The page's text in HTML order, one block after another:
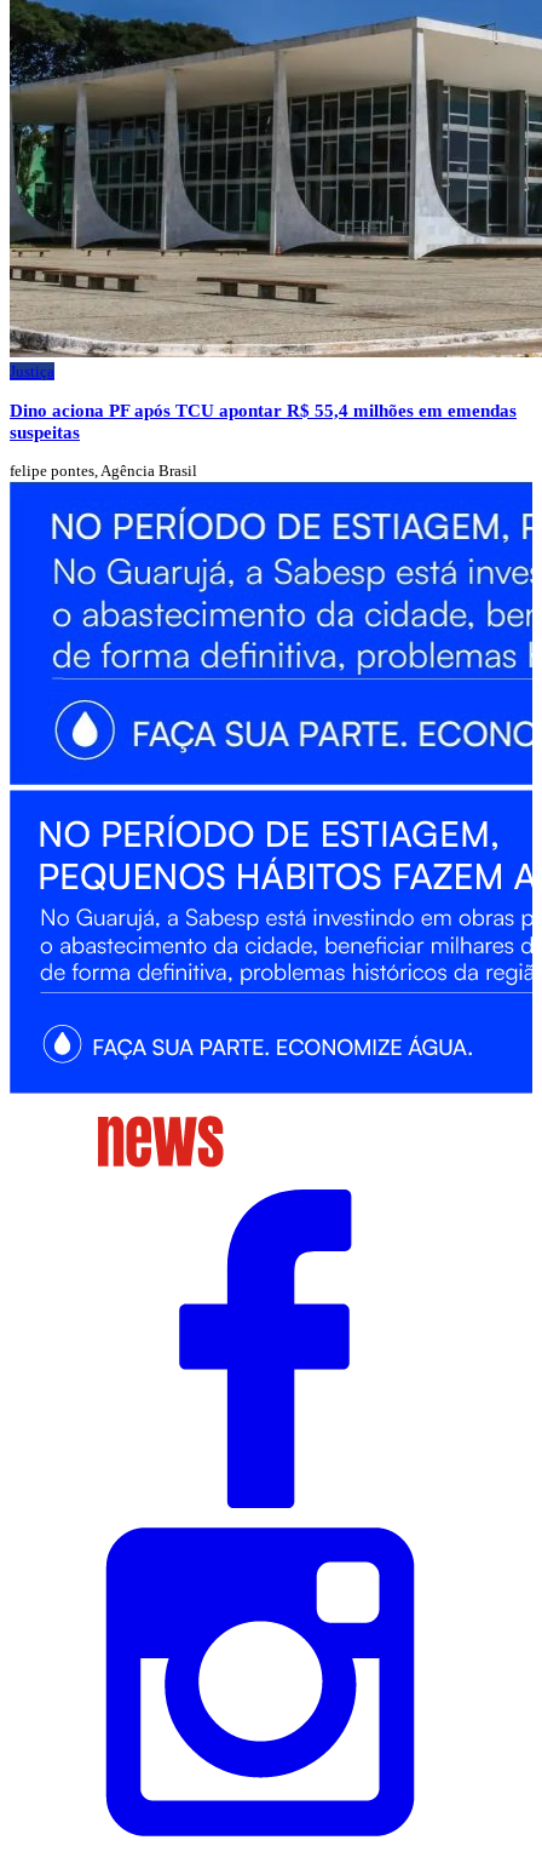
Justiça
Dino aciona PF após TCU apontar R$ 55,4 milhões em emendas
suspeitas
felipe pontes, Agência Brasil